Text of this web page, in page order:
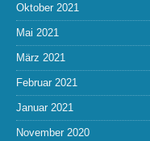
Oktober 2021
Mai 2021
März 2021
Februar 2021
Januar 2021
November 2020